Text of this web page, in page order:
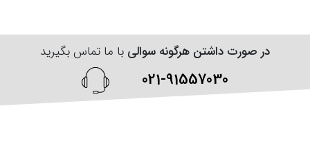
در صورت داشتن هرگونه سوالی با ما تماس بگیرید
021-91557030